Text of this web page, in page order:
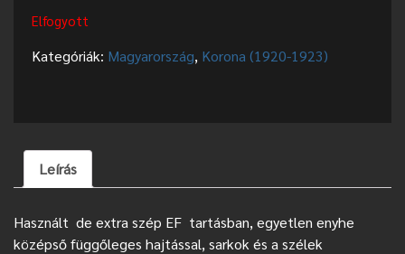
Elfogyott
Kategóriák: Magyarország, Korona (1920-1923)
Leírás
Használt de extra szép EF tartásban, egyetlen enyhe
középső függőleges hajtással, sarkok és a szélek